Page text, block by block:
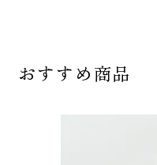
おすすめ商品